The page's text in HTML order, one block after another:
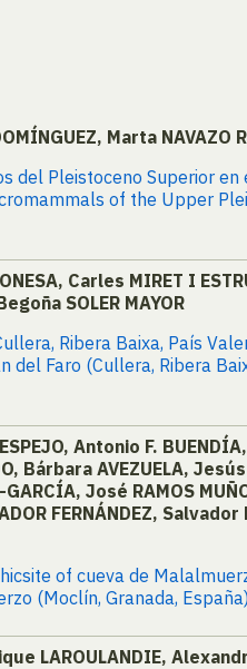
Marta NAVAZO
Pleistoceno Superior en
of the Upper
Carles MIRET I
SOLER MAYOR
Ribera Baixa, País
del Faro (Cullera, Ribera
Antonio F.
Bárbara AVEZUELA,
José RAMOS
FERNÁNDEZ,
of cueva de
(Moclín, Granada, España)
LAROULANDIE,